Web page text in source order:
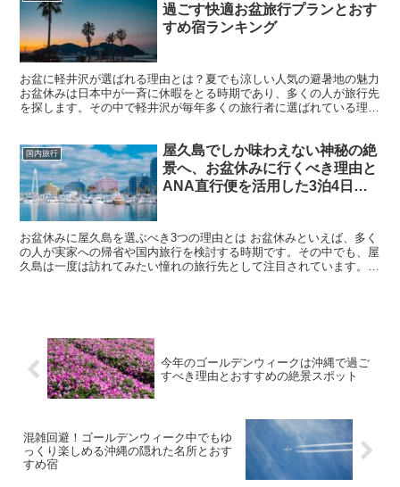
過ごす快適お盆旅行プランとおす
すめ宿ランキング
お盆に軽井沢が選ばれる理由とは？夏でも涼しい人気の避暑地の魅力
お盆休みは日本中が一斉に休暇をとる時期であり、多くの人が旅行先
を探します。その中で軽井沢が毎年多くの旅行者に選ばれている理由
国内旅行
屋久島でしか味わえない神秘の絶
景へ、お盆休みに行くべき理由と
ANA直行便を活用した3泊4日の
お盆休みに屋久島を選ぶべき3つの理由とは お盆休みといえば、多く
の人が実家への帰省や国内旅行を検討する時期です。その中でも、屋
久島は一度は訪れてみたい憧れの旅行先として注目されています。特
今年のゴールデンウィークは沖縄で過ご
すべき理由とおすすめの絶景スポット
混雑回避！ゴールデンウィーク中でもゆ
っくり楽しめる沖縄の隠れた名所とおす
すめ宿